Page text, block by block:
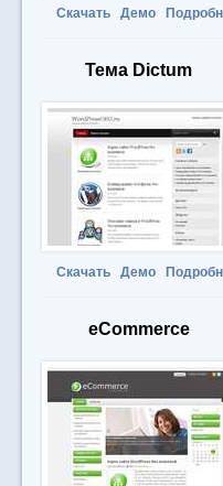
Скачать Демо
Тема Dictum
Скачать Демо
eCommerce